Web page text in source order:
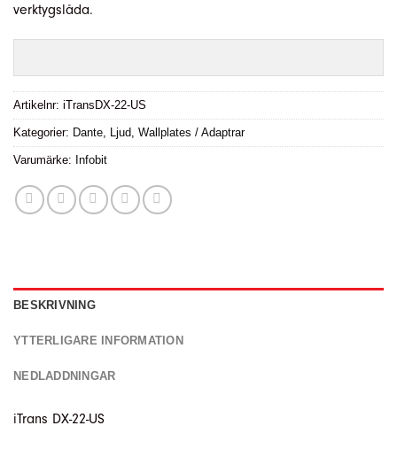
verktygslåda.
Artikelnr: iTransDX-22-US
Kategorier: Dante, Ljud, Wallplates / Adaptrar
Varumärke: Infobit
BESKRIVNING
YTTERLIGARE INFORMATION
NEDLADDNINGAR
iTrans DX-22-US